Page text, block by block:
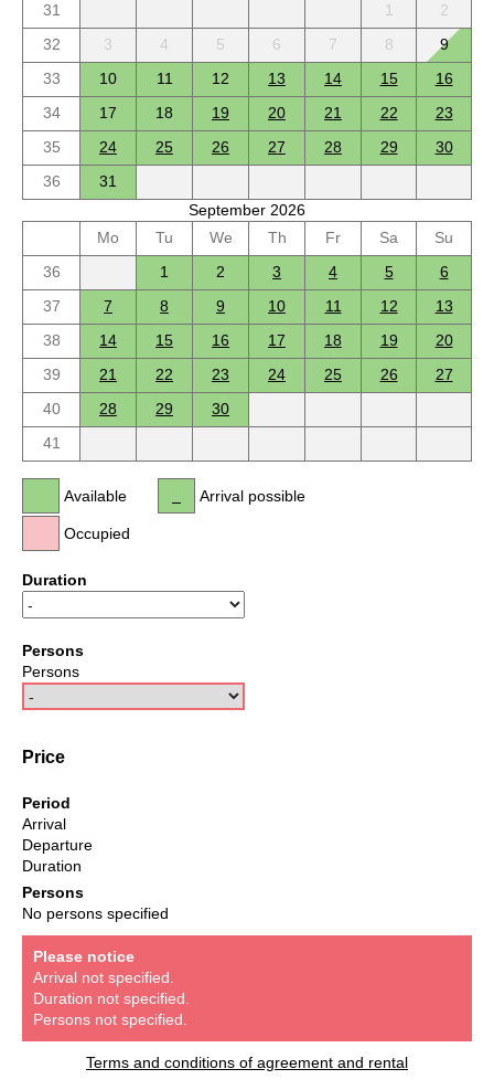
31
1
2
32
3 4 5 6 7 8
9
33
10 11 12 13 14 15
16
34
17 18 19 20 21 22
23
35
24 25 26 27 28 29
30
36
31
September 2026
Mo
Tu We Th Fr Sa
Su
36
1 2 3 4 5
6
37
7 8 9 10 11 12
13
38
14 15 16 17 18 19
20
39
21 22 23 24 25 26
27
40
28 29
30
41
Available
Occupied
Arrival possible
Duration
Persons
Persons
Price
Period
Arrival
Departure
Duration
Persons
No persons specified
Please notice
Arrival not specified.
Duration not specified.
Persons not specified.
Terms and conditions of agreement and rental